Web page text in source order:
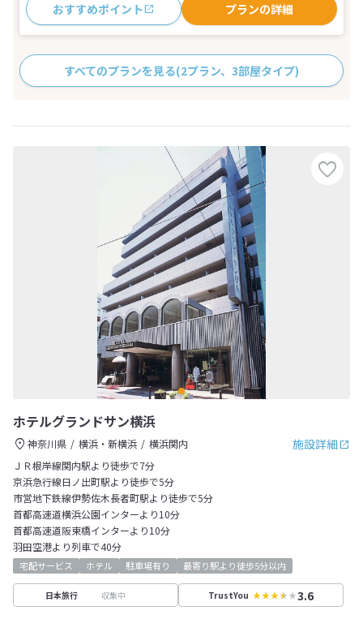
おすすめポイント プランの詳細
すべてのプランを見る(2プラン、3部屋タイプ)
ホテルグランドサン横浜
施設詳細
神奈川県 横浜・新横浜
横浜関内
ＪＲ根岸線関内駅より徒歩で7分
京浜急行線日ノ出町駅より徒歩で5分
市営地下鉄線伊勢佐木長者町駅より徒歩で5分
首都高速道横浜公園インターより10分
首都高速道阪東橋インターより10分
羽田空港より列車で40分
宅配サービス ホテル 駐車場有り 最寄り駅より徒歩5分以内
日本旅行 収集中 TrustYou 3.6